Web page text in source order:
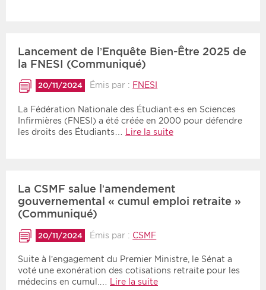
Lancement de l’Enquête Bien-Être 2025 de
la FNESI (Communiqué)
20/11/2024 Émis par : FNESI
La Fédération Nationale des Étudiant·e·s en Sciences
Infirmières (FNESI) a été créée en 2000 pour défendre
les droits des Étudiants…
Lire la suite
La CSMF salue l’amendement
gouvernemental « cumul emploi retraite »
(Communiqué)
20/11/2024 Émis par : CSMF
Suite à l’engagement du Premier Ministre, le Sénat a
voté une exonération des cotisations retraite pour les
médecins en cumul.…
Lire la suite